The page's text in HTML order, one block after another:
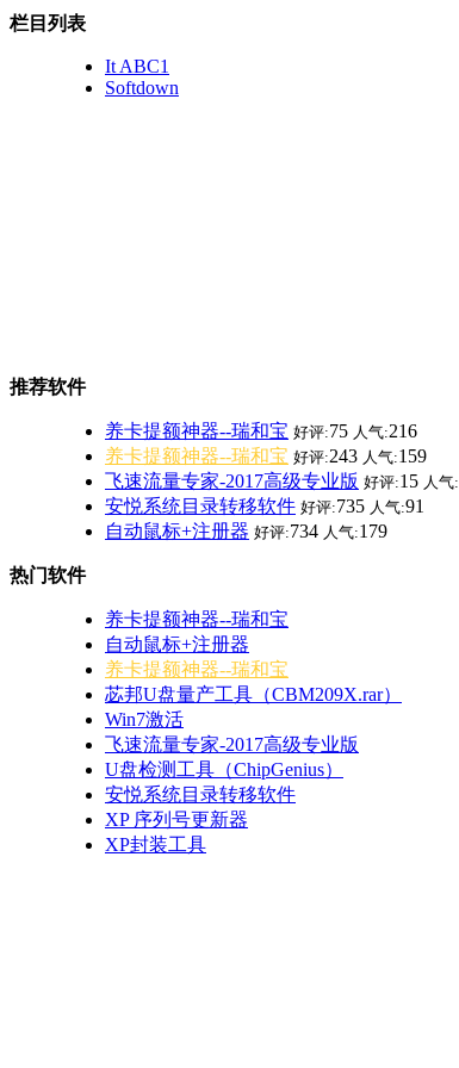
栏目列表
It ABC1
Softdown
推荐软件
养卡提额神器--瑞和宝 好评:75 人气:216
养卡提额神器--瑞和宝 好评:243 人气:159
飞速流量专家-2017高级专业版 好评:15 人气:
安悦系统目录转移软件 好评:735 人气:91
自动鼠标+注册器 好评:734 人气:179
热门软件
养卡提额神器--瑞和宝
自动鼠标+注册器
养卡提额神器--瑞和宝
苾邦U盘量产工具（CBM209X.rar）
Win7激活
飞速流量专家-2017高级专业版
U盘检测工具（ChipGenius）
安悦系统目录转移软件
XP 序列号更新器
XP封装工具